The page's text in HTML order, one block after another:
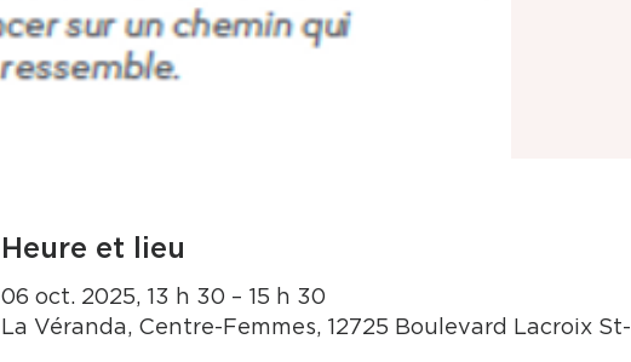
Heure et lieu
06 oct. 2025, 13 h 30 – 15 h 30
La Véranda, Centre-Femmes, 12725 Boulevard Lacroix